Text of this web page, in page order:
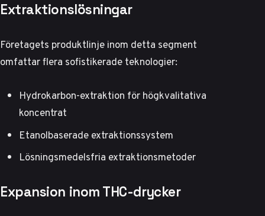
Extraktionslösningar
Företagets produktlinje inom detta segment
omfattar flera sofistikerade teknologier:
Hydrokarbon-extraktion för högkvalitativa
koncentrat
Etanolbaserade extraktionssystem
Lösningsmedelsfria extraktionsmetoder
Expansion inom THC-drycker